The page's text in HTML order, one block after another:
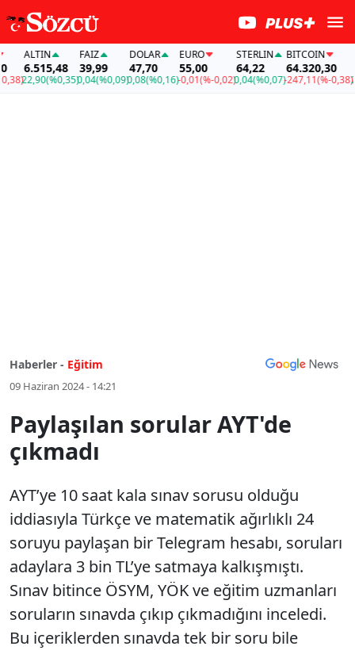
ALTIN
6.515,48
22,90(%0,35)
FAİZ
39,99
0,04(%0,09)
DOLAR
47,70
0,08(%0,16)
EURO
55,00
-0,01(%-0,02)
STERLIN
64,22
0,04(%0,07)
BITCOIN
64.320,30
-247,11(%-0,38)
Haberler - Eğitim
09 Haziran 2024 - 14:21
Paylaşılan sorular AYT'de
çıkmadı
AYT’ye 10 saat kala sınav sorusu olduğu
iddiasıyla Türkçe ve matematik ağırlıklı 24
soruyu paylaşan bir Telegram hesabı, soruları
adaylara 3 bin TL’ye satmaya kalkışmıştı.
Sınav bitince ÖSYM, YÖK ve eğitim uzmanları
soruların sınavda çıkıp çıkmadığını inceledi.
Bu içeriklerden sınavda tek bir soru bile